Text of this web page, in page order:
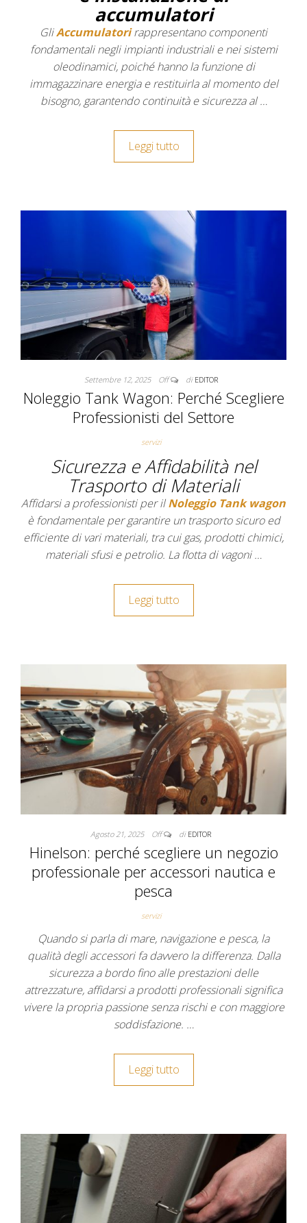
accumulatori
GliAccumulatori rappresentano componenti
fondamentali negli impianti industriali e nei sistemi
oleodinamici, poiché hanno la funzione di
immagazzinare energia e restituirla al momento del
bisogno, garantendo continuità e sicurezza al …
Leggi tutto
Settembre 12, 2025 Off di EDITOR
Noleggio Tank Wagon: Perché Scegliere
Professionisti del Settore
servizi
Sicurezza e Affidabilità nel
Trasporto di Materiali
Affidarsi a professionisti per ilNoleggio Tank wagon
è fondamentale per garantire un trasporto sicuro ed
efficiente di vari materiali, tra cui gas, prodotti chimici,
materiali sfusi e petrolio. La flotta di vagoni …
Leggi tutto
Agosto 21, 2025 Off di EDITOR
Hinelson: perché scegliere un negozio
professionale per accessori nautica e
pesca
servizi
Quando si parla di mare, navigazione e pesca, la
qualità degli accessori fa davvero la differenza. Dalla
sicurezza a bordo fino alle prestazioni delle
attrezzature, affidarsi a prodotti professionali significa
vivere la propria passione senza rischi e con maggiore
soddisfazione. …
Leggi tutto